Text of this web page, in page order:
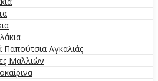
Παπούτσια Αγκαλιάς
Μαλλιών